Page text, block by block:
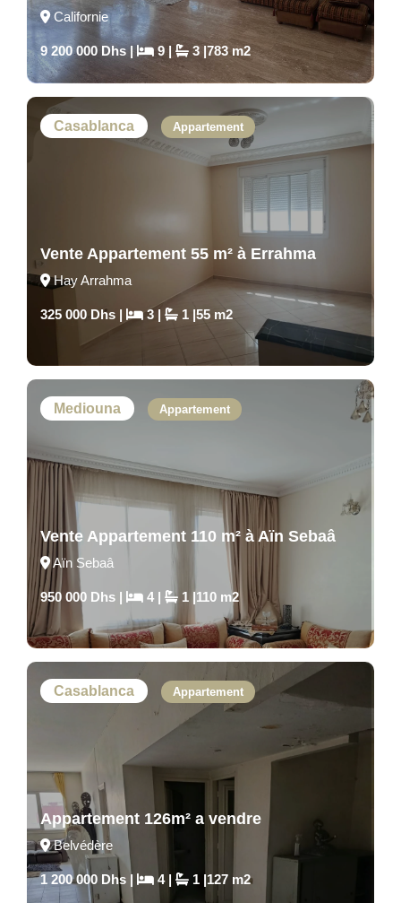
Californie
9 200 000 Dhs | 9 | 3 |783 m2
Casablanca Appartement
Vente Appartement 55 m² à Errahma
Hay Arrahma
325 000 Dhs | 3 | 1 |55 m2
Mediouna Appartement
Vente Appartement 110 m² à Aïn Sebaâ
Aïn Sebaâ
950 000 Dhs | 4 | 1 |110 m2
Casablanca Appartement
Appartement 126m² a vendre
Belvédère
1 200 000 Dhs | 4 | 1 |127 m2